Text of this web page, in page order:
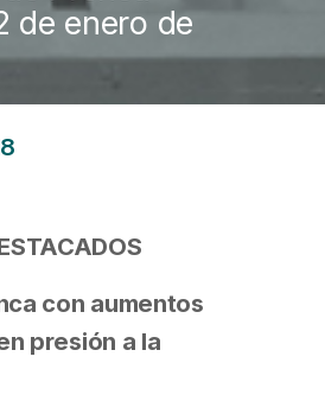
de enero de
con aumentos
presión a la